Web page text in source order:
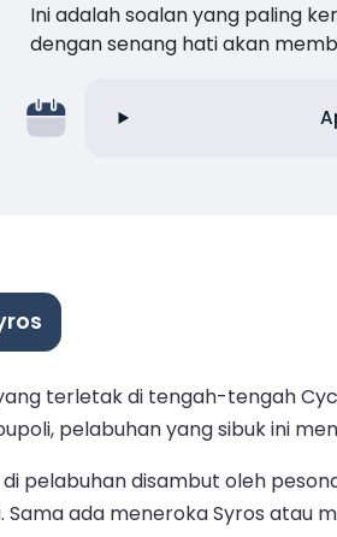
Ini adalah soalan yang paling
dengan senang hati akan
terletak di tengah-tengah
pelabuhan yang sibuk ini
pelabuhan disambut oleh
Sama ada meneroka Syros atau